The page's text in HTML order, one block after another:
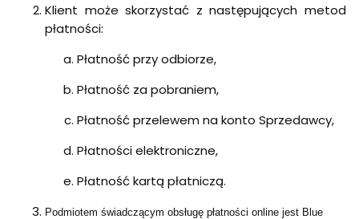
Klient może skorzystać z następujących metod
płatności:
Płatność przy odbiorze,
Płatność za pobraniem,
Płatność przelewem na konto Sprzedawcy,
Płatności elektroniczne,
Płatność kartą płatniczą.
Podmiotem świadczącym obsługę płatności online jest Blue